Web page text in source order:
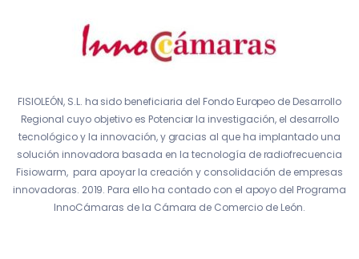
FISIOLEÓN, S.L. ha sido beneficiaria del Fondo Europeo de Desarrollo
Regional cuyo objetivo es Potenciar la investigación, el desarrollo
tecnológico y la innovación, y gracias al que ha implantado una
solución innovadora basada en la tecnología de radiofrecuencia
Fisiowarm, para apoyar la creación y consolidación de empresas
innovadoras. 2019. Para ello ha contado con el apoyo del Programa
InnoCámaras de la Cámara de Comercio de León.